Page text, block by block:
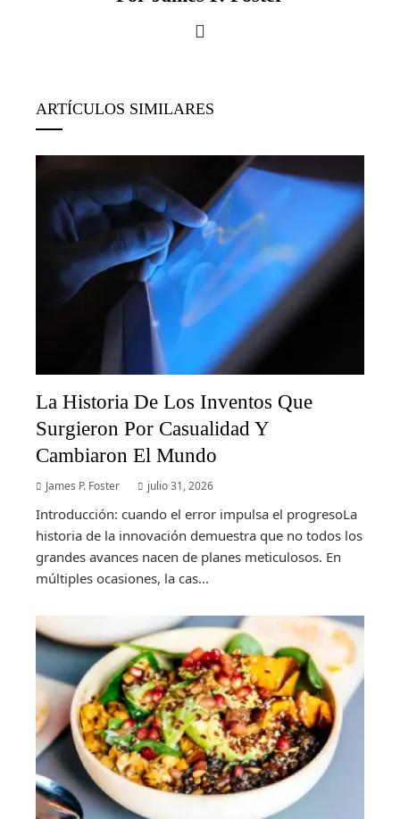
ARTÍCULOS SIMILARES
La Historia De Los Inventos Que
Surgieron Por Casualidad Y
Cambiaron El Mundo
James P. Foster julio 31, 2026
Introducción: cuando el error impulsa el progresoLa
historia de la innovación demuestra que no todos los
grandes avances nacen de planes meticulosos. En
múltiples ocasiones, la cas...